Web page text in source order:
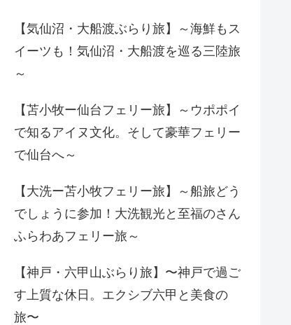
【気仙沼・大船渡ぶらり旅】～海鮮もス
イーツも！気仙沼・大船渡を巡る三陸旅
～
【苫小牧ー仙台フェリー旅】～ウポポイ
で知るアイヌ文化。そして豪華フェリー
で仙台へ～
【大洗ー苫小牧フェリー旅】～船旅どう
でしょうに参加！大洗観光と至福のさん
ふらわあフェリー旅～
【神戸・六甲山ぶらり旅】〜神戸で過ご
す上質な休日。エクシブ六甲と美食の
旅〜